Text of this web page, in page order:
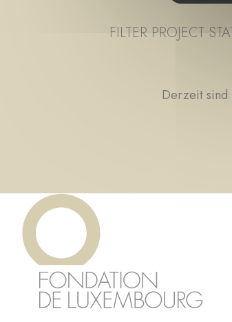
FILTER PROJECT
Derzeit sind